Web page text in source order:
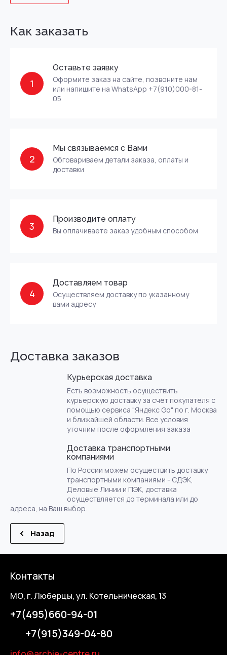
Как заказать
1
Оставьте заявку
Оформите заказ на сайте, позвоните нам
или напишите на WhatsApp +7(910)000-81-
05
2
Мы связываемся с Вами
Обговариваем детали заказа, оплаты и
доставки
3
Производите оплату
Вы оплачиваете заказ удобным способом
4
Доставляем товар
Осуществляем доставку по указанному
вами адресу
Доставка заказов
Курьерская доставка
Есть возможность осуществить
курьерскую доставку за счёт покупателя с
помощью сервиса "Яндекс Go" по г. Москва
и ближайшей области. Все условия
уточним после оформления заказа
Доставка транспортными
компаниями
По России можем осуществить доставку
транспортными компаниями - СДЭК,
Деловые Линии и ПЭК, доставка
осуществляется до терминала или до
адреса, на Ваш выбор.
Назад
Контакты
МО, г. Люберцы, ул. Котельническая, 13
+7(495)660-94-01
+7(915)349-04-80